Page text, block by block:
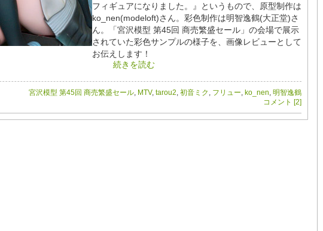
フィギュアになりました。』というもので、原型制作は
ko_nen(modeloft)さん。彩色制作は明智逸鶴(大正堂)さ
ん。「宮沢模型 第45回 商売繁盛セール」の会場で展示
されていた彩色サンプルの様子を、画像レビューとして
お伝えします！
続きを読む
宮沢模型 第45回 商売繁盛セール MTV, tarou2 初音ミク フリュー ko_nen 明智逸鶴
コメント [2]